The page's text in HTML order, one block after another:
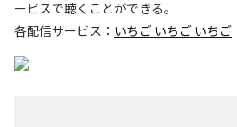
ービスで聴くことができる。
各配信サービス： いちご いちご いちご